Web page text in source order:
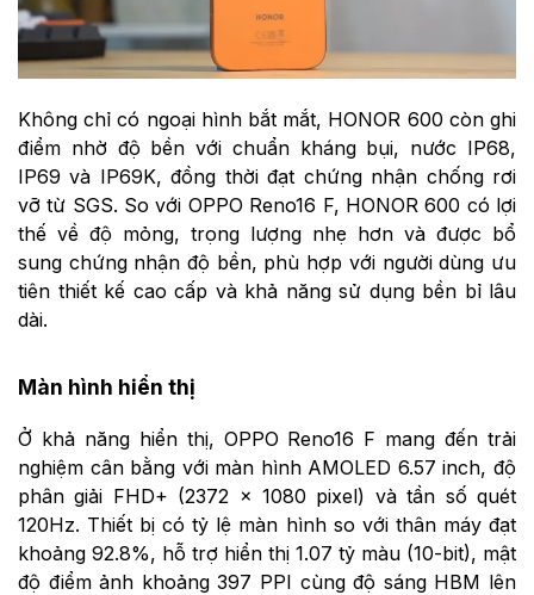
Không chỉ có ngoại hình bắt mắt, HONOR 600 còn ghi
điểm nhờ độ bền với chuẩn kháng bụi, nước IP68,
IP69 và IP69K, đồng thời đạt chứng nhận chống rơi
vỡ từ SGS. So với OPPO Reno16 F, HONOR 600 có lợi
thế về độ mỏng, trọng lượng nhẹ hơn và được bổ
sung chứng nhận độ bền, phù hợp với người dùng ưu
tiên thiết kế cao cấp và khả năng sử dụng bền bỉ lâu
dài.
Màn hình hiển thị
Ở khả năng hiển thị, OPPO Reno16 F mang đến trải
nghiệm cân bằng với màn hình AMOLED 6.57 inch, độ
phân giải FHD+ (2372 × 1080 pixel) và tần số quét
120Hz. Thiết bị có tỷ lệ màn hình so với thân máy đạt
khoảng 92.8%, hỗ trợ hiển thị 1.07 tỷ màu (10-bit), mật
độ điểm ảnh khoảng 397 PPI cùng độ sáng HBM lên